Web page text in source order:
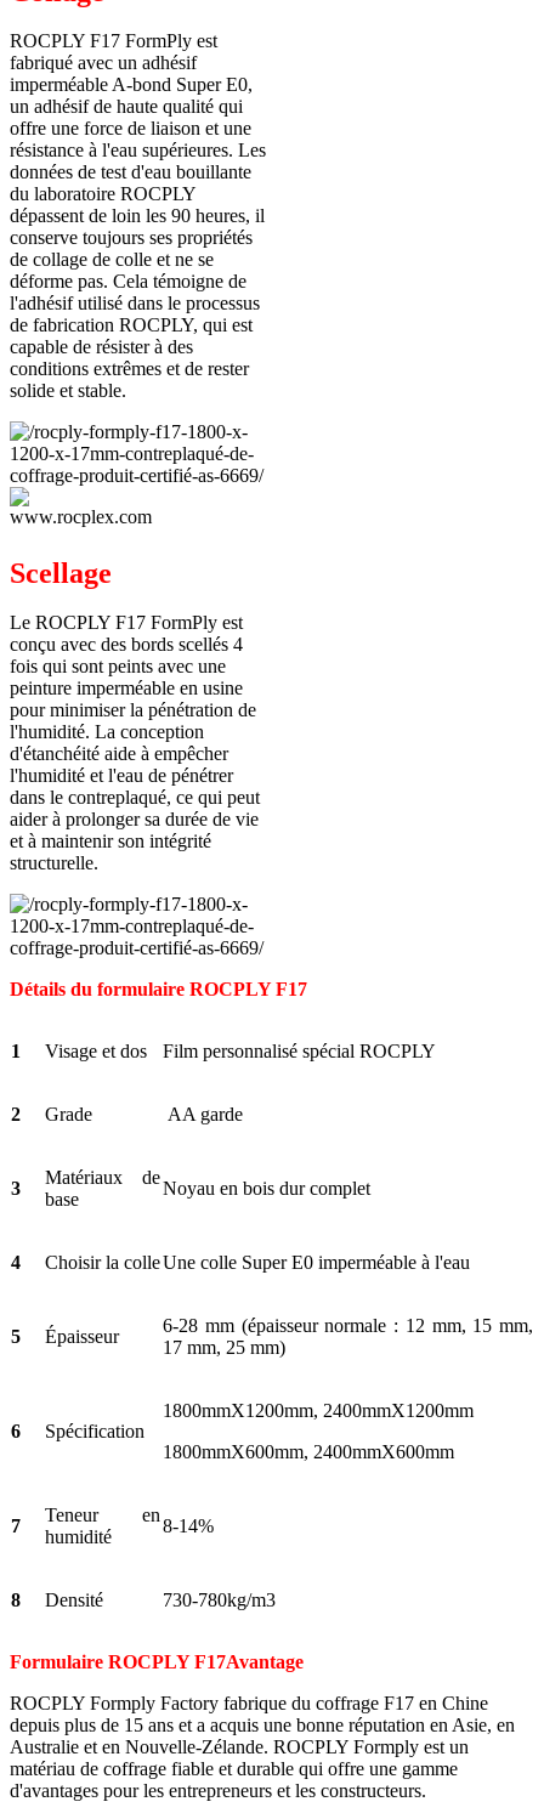
ROCPLY F17 FormPly est
fabriqué avec un adhésif
imperméable A-bond Super E0,
un adhésif de haute qualité qui
offre une force de liaison et une
résistance à l'eau supérieures. Les
données de test d'eau bouillante
du laboratoire ROCPLY
dépassent de loin les 90 heures, il
conserve toujours ses propriétés
de collage de colle et ne se
déforme pas. Cela témoigne de
l'adhésif utilisé dans le processus
de fabrication ROCPLY, qui est
capable de résister à des
conditions extrêmes et de rester
solide et stable.
Scellage
Le ROCPLY F17 FormPly est
conçu avec des bords scellés 4
fois qui sont peints avec une
peinture imperméable en usine
pour minimiser la pénétration de
l'humidité. La conception
d'étanchéité aide à empêcher
l'humidité et l'eau de pénétrer
dans le contreplaqué, ce qui peut
aider à prolonger sa durée de vie
et à maintenir son intégrité
structurelle.
Détails du formulaire ROCPLY F17
1 Visage et dos Film personnalisé spécial ROCPLY
2 Grade AA garde
3
Matériaux de
base
Noyau en bois dur complet
4 Choisir la colleUne colle Super E0 imperméable à l'eau
5 Épaisseur
6-28 mm (épaisseur normale : 12 mm, 15 mm,
17 mm, 25 mm)
6 Spécification
1800mmX1200mm, 2400mmX1200mm
1800mmX600mm, 2400mmX600mm
7
Teneur en
humidité
8-14%
8 Densité 730-780kg/m3
Formulaire ROCPLY F17Avantage
ROCPLY Formply Factory fabrique du coffrage F17 en Chine
depuis plus de 15 ans et a acquis une bonne réputation en Asie, en
Australie et en Nouvelle-Zélande. ROCPLY Formply est un
matériau de coffrage fiable et durable qui offre une gamme
d'avantages pour les entrepreneurs et les constructeurs.